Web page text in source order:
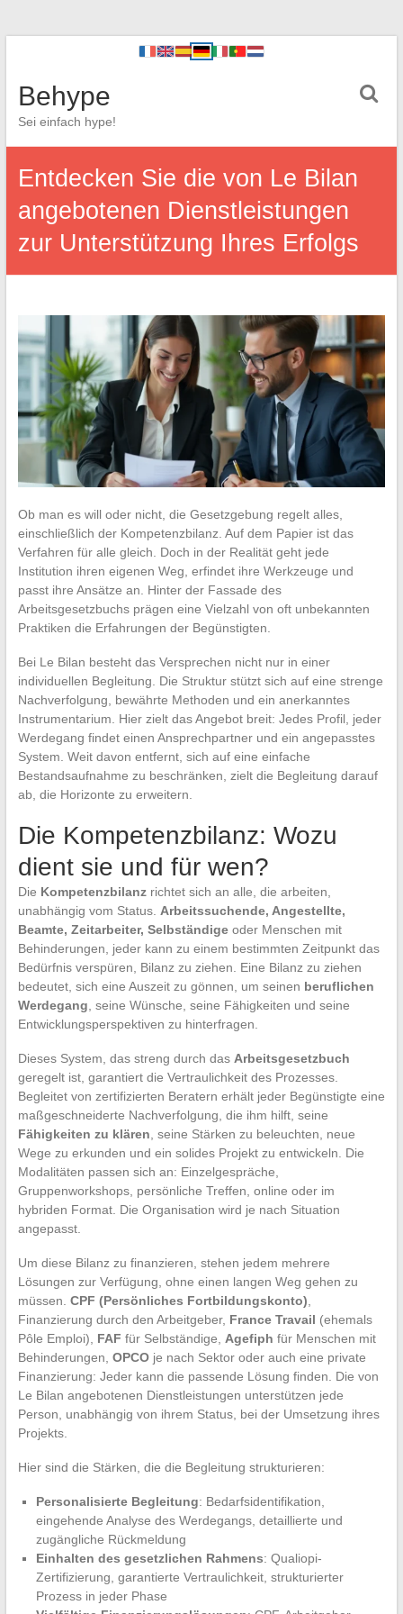
Behype
Sei einfach hype!
Entdecken Sie die von Le Bilan
angebotenen Dienstleistungen
zur Unterstützung Ihres Erfolgs
Ob man es will oder nicht, die Gesetzgebung regelt alles,
einschließlich der Kompetenzbilanz. Auf dem Papier ist das
Verfahren für alle gleich. Doch in der Realität geht jede
Institution ihren eigenen Weg, erfindet ihre Werkzeuge und
passt ihre Ansätze an. Hinter der Fassade des
Arbeitsgesetzbuchs prägen eine Vielzahl von oft unbekannten
Praktiken die Erfahrungen der Begünstigten.
Bei Le Bilan besteht das Versprechen nicht nur in einer
individuellen Begleitung. Die Struktur stützt sich auf eine strenge
Nachverfolgung, bewährte Methoden und ein anerkanntes
Instrumentarium. Hier zielt das Angebot breit: Jedes Profil, jeder
Werdegang findet einen Ansprechpartner und ein angepasstes
System. Weit davon entfernt, sich auf eine einfache
Bestandsaufnahme zu beschränken, zielt die Begleitung darauf
ab, die Horizonte zu erweitern.
Die Kompetenzbilanz: Wozu
dient sie und für wen?
Die Kompetenzbilanzrichtet sich an alle, die arbeiten,
unabhängig vom Status. Arbeitssuchende, Angestellte,
Beamte, Zeitarbeiter, Selbständigeoder Menschen mit
Behinderungen, jeder kann zu einem bestimmten Zeitpunkt das
Bedürfnis verspüren, Bilanz zu ziehen. Eine Bilanz zu ziehen
bedeutet, sich eine Auszeit zu gönnen, um seinen beruflichen
Werdegang , seine Wünsche, seine Fähigkeiten und seine
Entwicklungsperspektiven zu hinterfragen.
Dieses System, das streng durch das Arbeitsgesetzbuch
geregelt ist, garantiert die Vertraulichkeit des Prozesses.
Begleitet von zertifizierten Beratern erhält jeder Begünstigte eine
maßgeschneiderte Nachverfolgung, die ihm hilft, seine
Fähigkeiten zu klären , seine Stärken zu beleuchten, neue
Wege zu erkunden und ein solides Projekt zu entwickeln. Die
Modalitäten passen sich an: Einzelgespräche,
Gruppenworkshops, persönliche Treffen, online oder im
hybriden Format. Die Organisation wird je nach Situation
angepasst.
Um diese Bilanz zu finanzieren, stehen jedem mehrere
Lösungen zur Verfügung, ohne einen langen Weg gehen zu
müssen. CPF (Persönliches Fortbildungskonto)
Finanzierung durch den Arbeitgeber, France Travail (ehemals
Pôle Emploi), FAF für Selbständige, Agefiph für Menschen mit
Behinderungen, OPCOje nach Sektor oder auch eine private
Finanzierung: Jeder kann die passende Lösung finden. Die von
Le Bilan angebotenen Dienstleistungen unterstützen jede
Person, unabhängig von ihrem Status, bei der Umsetzung ihres
Projekts.
Hier sind die Stärken, die die Begleitung strukturieren:
Personalisierte Begleitung: Bedarfsidentifikation,
eingehende Analyse des Werdegangs, detaillierte und
zugängliche Rückmeldung
Einhalten des gesetzlichen Rahmens: Qualiopi-
Zertifizierung, garantierte Vertraulichkeit, strukturierter
Prozess in jeder Phase